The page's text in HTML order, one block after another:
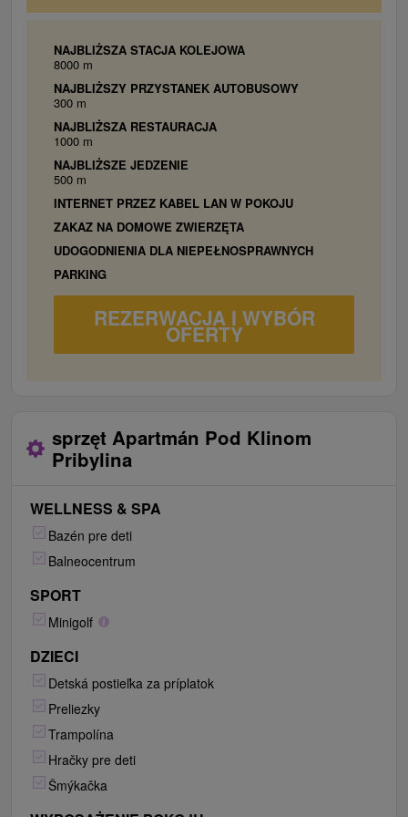
a spoločenskými hrami. Jedlo podľa svojej chuti
možnosť pripojenia na internet prostredníctvom kábla
alebo WIFI.
NAJBLIŻSZA STACJA KOLEJOWA
8000 m
NAJBLIŻSZY PRZYSTANEK AUTOBUSOWY
300 m
NAJBLIŻSZA RESTAURACJA
1000 m
NAJBLIŻSZE JEDZENIE
500 m
INTERNET PRZEZ KABEL LAN W POKOJU
ZAKAZ NA DOMOWE ZWIERZĘTA
UDOGODNIENIA DLA NIEPEŁNOSPRAWNYCH
PARKING
REZERWACJA I WYBÓR
OFERTY
sprzęt Apartmán Pod Klinom
Pribylina
WELLNESS & SPA
Bazén pre deti
Balneocentrum
SPORT
Minigolf
DZIECI
Detská postieľka za príplatok
Preliezky
Trampolína
Hračky pre deti
Šmýkačka